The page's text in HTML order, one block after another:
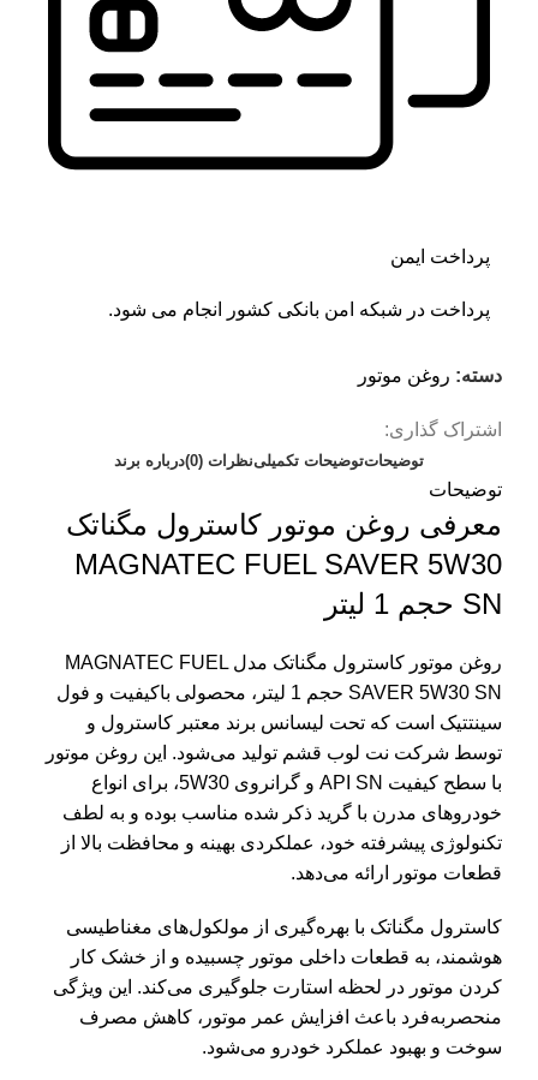
پرداخت ایمن
پرداخت در شبکه امن بانکی کشور انجام می شود.
دسته: روغن موتور
اشتراک گذاری:
توضیحاتتوضیحات تکمیلینظرات (0) درباره برند
توضیحات
معرفی روغن موتور کاسترول مگناتک
MAGNATEC FUEL SAVER 5W30
SN حجم 1 لیتر
روغن موتور کاسترول مگناتک مدل MAGNATEC FUEL
SAVER 5W30 SN حجم 1 لیتر، محصولی باکیفیت و فول
سینتتیک است که تحت لیسانس برند معتبر کاسترول و
توسط شرکت نت لوب قشم تولید می‌شود. این روغن موتور
با سطح کیفیت API SN و گرانروی 5W30، برای انواع
خودروهای مدرن با گرید ذکر شده مناسب بوده و به لطف
تکنولوژی پیشرفته خود، عملکردی بهینه و محافظت بالا از
قطعات موتور ارائه می‌دهد.
کاسترول مگناتک با بهره‌گیری از مولکول‌های مغناطیسی
هوشمند، به قطعات داخلی موتور چسبیده و از خشک کار
کردن موتور در لحظه استارت جلوگیری می‌کند. این ویژگی
منحصربه‌فرد باعث افزایش عمر موتور، کاهش مصرف
سوخت و بهبود عملکرد خودرو می‌شود.